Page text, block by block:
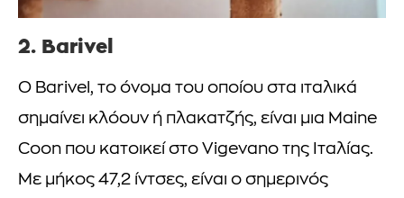
2. Barivel
Ο Barivel, το όνομα του οποίου στα ιταλικά
σημαίνει κλόουν ή πλακατζής, είναι μια Maine
Coon που κατοικεί στο Vigevano της Ιταλίας.
Με μήκος 47,2 ίντσες, είναι ο σημερινός